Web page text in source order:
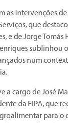
as intervenções
que
e de Jorge Tomás
sublinhou
num
a cargo de José
da FIPA, que
para o